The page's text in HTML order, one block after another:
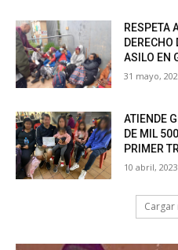
RESPETA
ASILO EN
31 mayo,
ATIENDE
DE MIL
PRIMER
10 abril, 2023
Cargar